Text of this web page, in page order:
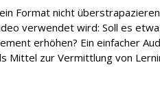
Format nicht
verwendet wird: Soll es
erhöhen? Ein einfacher
Mittel zur Vermittlung von